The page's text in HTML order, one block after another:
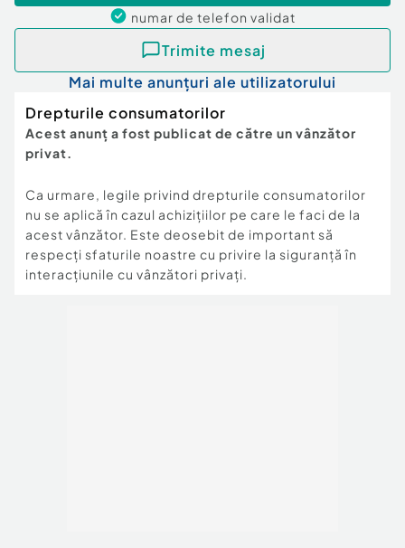
numar de telefon validat
Trimite mesaj
Mai multe anunțuri ale utilizatorului
Drepturile consumatorilor
Acest anunț a fost publicat de către un vânzător
privat.
Ca urmare, legile privind drepturile consumatorilor
nu se aplică în cazul achizițiilor pe care le faci de la
acest vânzător. Este deosebit de important să
respecți sfaturile noastre cu privire la siguranță în
interacțiunile cu vânzători privați.